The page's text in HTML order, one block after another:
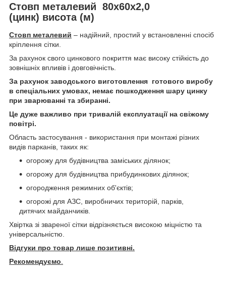
Стовп металевий 80х60х2,0
(цинк) висота (м)
Стовп металевий – надійний, простий у встановленні спосіб
кріплення сітки.
За рахунок свого цинкового покриття має високу стійкість до
зовнішніх впливів і довговічність.
За рахунок заводського виготовлення готового виробу
в спеціальних умовах, немає пошкодження шару цинку
при зварюванні та збиранні.
Це дуже важливо при тривалій експлуатації на свіжому
повітрі.
Область застосування - використання при монтажі різних
видів парканів, таких як:
огорожу для будівництва заміських ділянок;
огорожу для будівництва прибудинкових ділянок;
огородження режимних об'єктів;
огорожі для АЗС, виробничих територій, парків,
дитячих майданчиків.
Хвіртка зі звареної сітки відрізняється високою міцністю та
універсальністю.
Відгуки про товар лише позитивні.
Рекомендуємо.